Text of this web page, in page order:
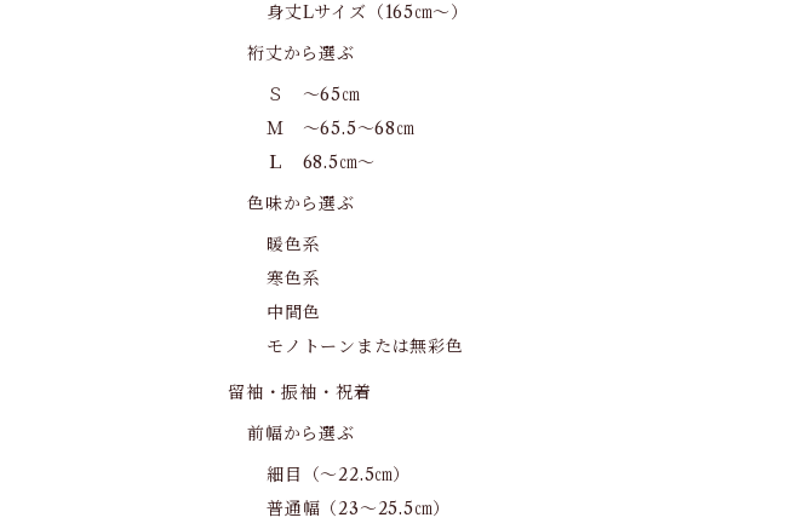
身丈Lサイズ（165㎝～）
裄丈から選ぶ
Ｓ ～65㎝
Ｍ ～65.5～68㎝
Ｌ 68.5㎝～
色味から選ぶ
暖色系
寒色系
中間色
モノトーンまたは無彩色
留袖・振袖・祝着
前幅から選ぶ
細目（～22.5㎝）
普通幅（23～25.5㎝）